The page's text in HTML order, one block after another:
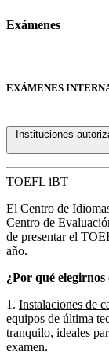
Exámenes
EXÁMENES
Instituciones
TOEFL iBT
El Centro de
Centro de
de presentar el
año.
¿Por qué
1. Instalaciones de
equipos de última
tranquilo, ideales
examen.